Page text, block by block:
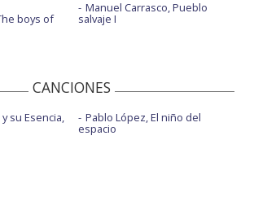
boys of
Manuel Carrasco, Pueblo
salvaje I
CANCIONES
su Esencia, Pablo López, El niño del
espacio